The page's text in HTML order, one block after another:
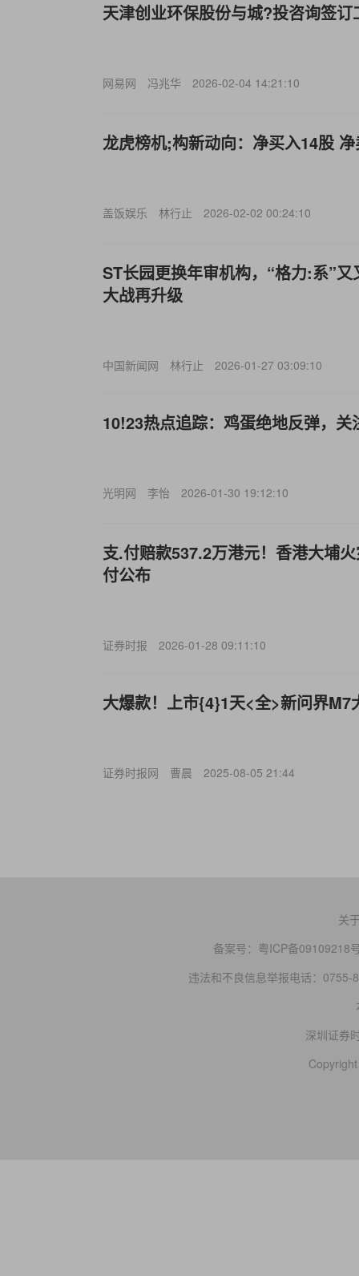
天津创业环保股份与城?投咨询签
网易网 冯兆华 2026-02-04 14:21:10
龙虎榜机;构新动向：净买入14股
盖饭娱乐 林行止 2026-02-02 00:24:10
ST长园更换年审机构，“格力:系”
大战再升级
中国新闻网 林行止 2026-01-27 03:09:10
10!23热点追踪：鸡蛋绝地反弹，关
光明网 李怡 2026-01-30 19:12:10
支.付赔款537.2万港元！香港大埔
付公布
证券时报 2026-01-28 09:11:10
大爆款！上市{4}1天<全>新问界M7
证券时报网 曹晨 2025-08-05 21:44
关
备案号： 粤ICP备09109218
违法和不良信息举报电话：0755-
深圳证券